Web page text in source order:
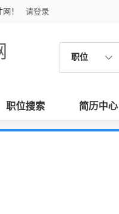
！ 请登录
职位
职位搜索 简历中心